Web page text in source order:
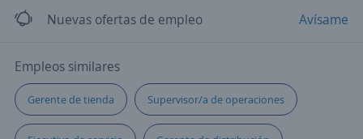
Nuevas ofertas de empleo Avísame
Empleos similares
Gerente de tienda Supervisor/a de operaciones